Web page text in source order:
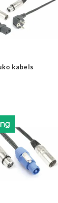
kabels